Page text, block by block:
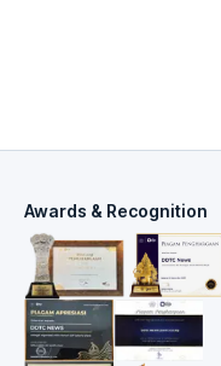
Awards & Recognition